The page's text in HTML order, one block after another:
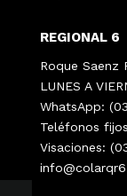
REGIONAL 6
Roque Saenz
LUNES A
WhatsApp:
Teléfonos
Visaciones: